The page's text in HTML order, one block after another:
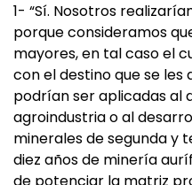
1- “Sí. Nosotros
porque consideramos
mayores, en tal caso el
con el destino que se les
podrían ser aplicadas al
agroindustria o al
minerales de segunda y
diez años de minería